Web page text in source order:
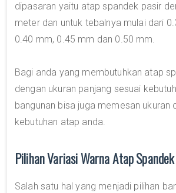
dipasaran yaitu atap spandek pasir
meter dan untuk tebalnya mulai dari
0.40 mm, 0.45 mm dan 0.50 mm.
Bagi anda yang membutuhkan atap
dengan ukuran panjang sesuai
bangunan bisa juga memesan ukuran
kebutuhan atap anda.
Pilihan Variasi Warna Atap
Salah satu hal yang menjadi pilihan